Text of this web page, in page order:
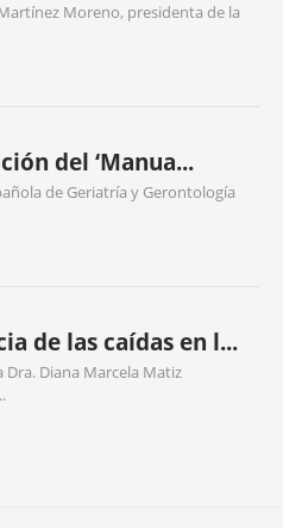
Moreno, presidenta de la
del ‘Manua...
de Geriatría y Gerontología
de las caídas en l...
Dra. Diana Marcela Matiz